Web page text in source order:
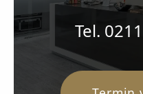
Tel.